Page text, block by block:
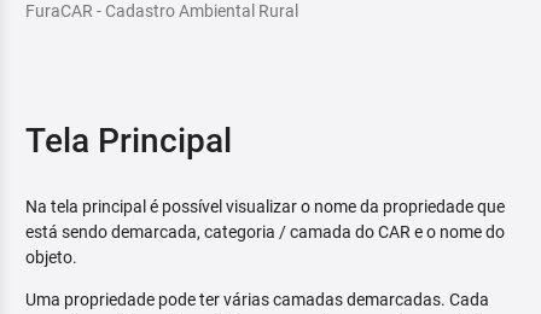
FuraCAR - Cadastro Ambiental Rural
Tela Principal
Na tela principal é possível visualizar o nome da propriedade que
está sendo demarcada, categoria / camada do CAR e o nome do
objeto.
Uma propriedade pode ter várias camadas demarcadas. Cada